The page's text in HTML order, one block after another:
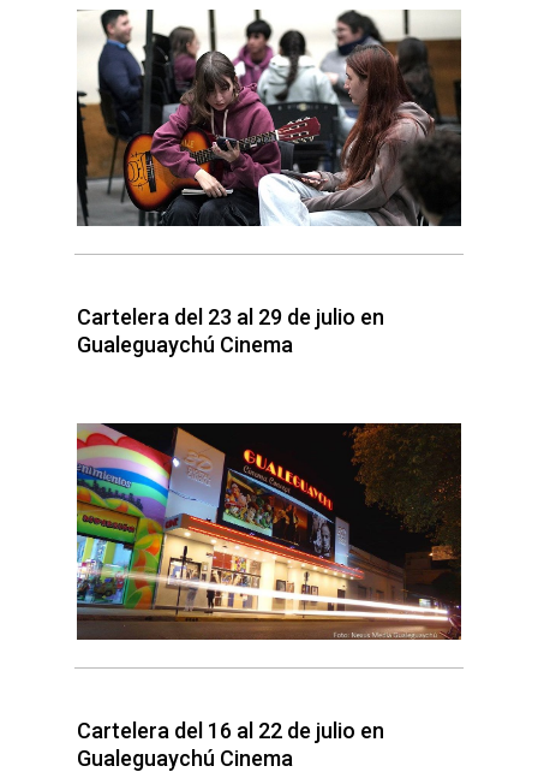
Cartelera del 23 al 29 de julio en
Gualeguaychú Cinema
Cartelera del 16 al 22 de julio en
Gualeguaychú Cinema